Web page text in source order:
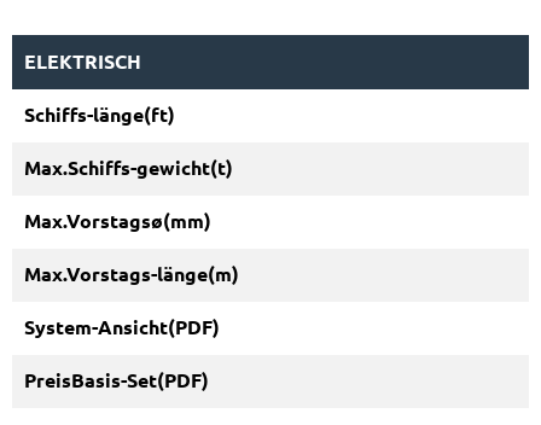
ELEKTRISCH